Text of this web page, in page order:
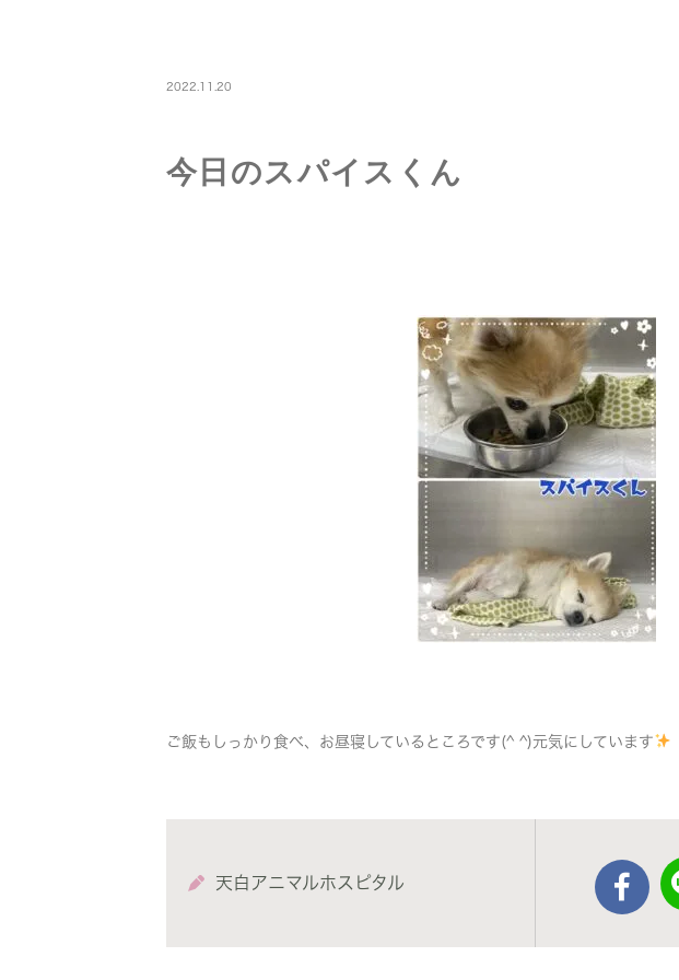
2022.11.20
今日のスパイスくん
ご飯もしっかり食べ、お昼寝しているところです(^ ^)元気にしています
天白アニマルホスピタル